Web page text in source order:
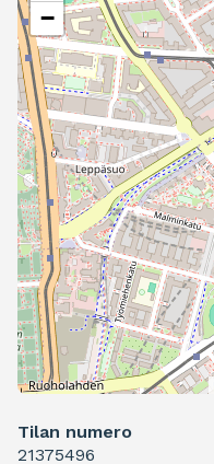
−
Tilan numero
21375496